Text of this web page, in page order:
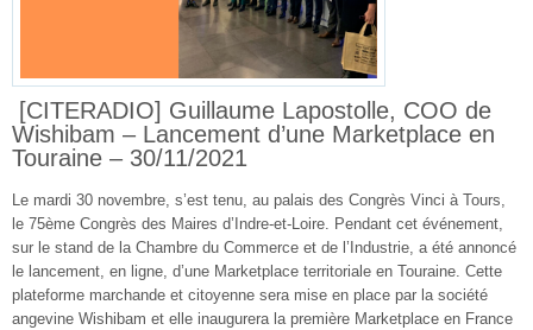
[CITERADIO] Guillaume Lapostolle, COO de
Wishibam – Lancement d’une Marketplace en
Touraine – 30/11/2021
Le mardi 30 novembre, s’est tenu, au palais des Congrès Vinci à Tours,
le 75ème Congrès des Maires d’Indre-et-Loire. Pendant cet événement,
sur le stand de la Chambre du Commerce et de l’Industrie, a été annoncé
le lancement, en ligne, d’une Marketplace territoriale en Touraine. Cette
plateforme marchande et citoyenne sera mise en place par la société
angevine Wishibam et elle inaugurera la première Marketplace en France